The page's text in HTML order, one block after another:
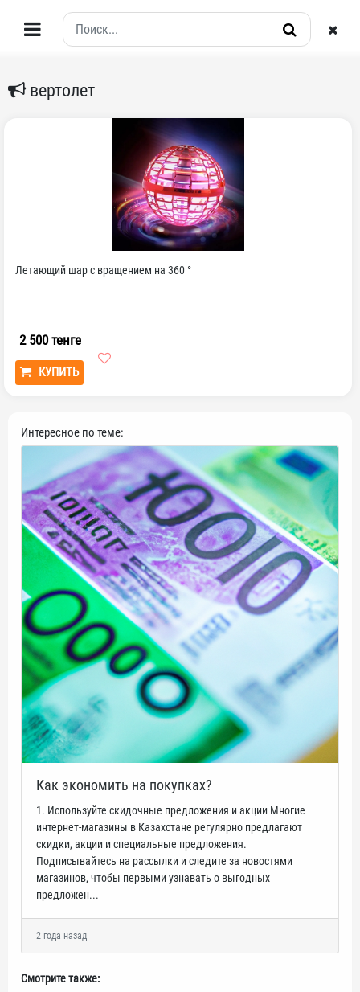
вертолет
Летающий шар с вращением на 360 °
2 500 тенге
КУПИТЬ
Интересное по теме:
Как экономить на покупках?
1. Используйте скидочные предложения и акции Многие
интернет-магазины в Казахстане регулярно предлагают
скидки, акции и специальные предложения.
Подписывайтесь на рассылки и следите за новостями
магазинов, чтобы первыми узнавать о выгодных
предложен...
2 года назад
Смотрите также: